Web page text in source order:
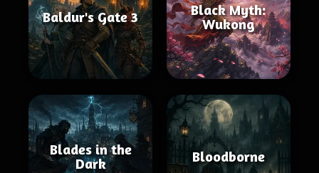
Baldur's Gate 3
Black Myth:
Wukong
Blades in the
Dark
Bloodborne